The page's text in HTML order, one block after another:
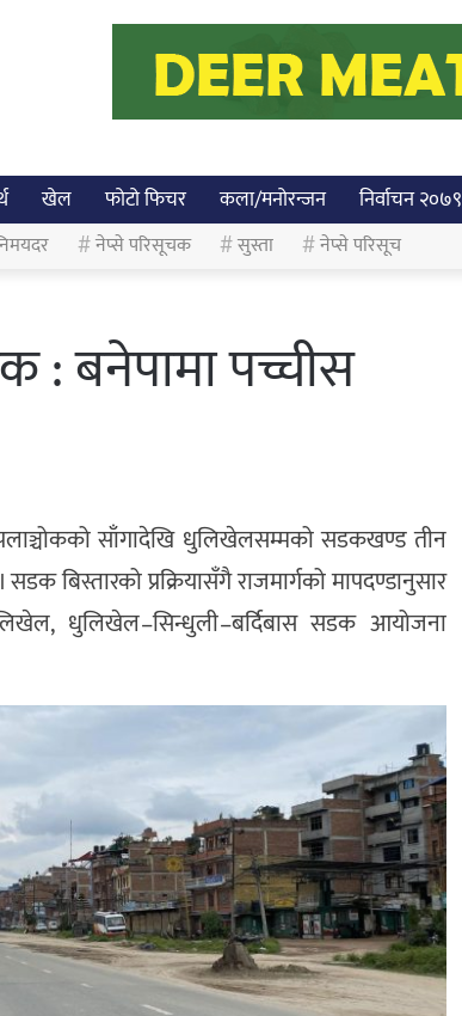
खेल फोटो फिचर कला/मनोरन्जन निर्वाचन २०७९
नेप्से परिसूचक सुस्ता नेप्से परिसूच
बनेपामा पच्चीस
साँगादेखि धुलिखेलसम्मको सडकखण्ड तीन
बिस्तारको प्रक्रियासँगै राजमार्गको मापदण्डानुसार
धुलिखेल–सिन्धुली–बर्दिबास सडक आयोजना